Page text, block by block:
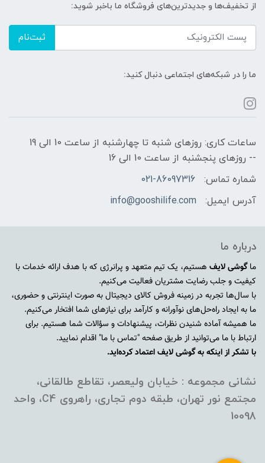
از تخفیف‌ها و جدیدترین‌های فروشگاه ما باخبر شوید:
ثبت‌نام
ما را در شبکه‌های اجتماعی دنبال کنید:
ساعات کاری: روزهای شنبه تا چهارشنبه از ساعت 10 الی 19
-- روزهای پنجشنبه از ساعت 10 الی 16
شماره تماس:
021-86097316
آدرس ایمیل:
info@gooshilife.com
درباره ما
ماگوشی لایف هستیم، یک تیم متعهد و پرانرژی که با هدف ارائه خدمات با
کیفیت و جلب رضایت مشتریان فعالیت می‌کنیم.
با سال‌ها تجربه در زمینه فروش کالای دیجیتال به صورت اینترنتی و حضوری،
ما به ایجاد راه‌حل‌های نوآورانه و کارآمد برای نیازهای شما افتخار می‌کنیم.
ما همیشه آماده شنیدن نظرات، پیشنهادات و سؤالات شما هستیم. برای
ارتباط با ما می‌توانید از طریق صفحه "تماس با ما" اقدام نمایید.
با تشکر از اینکه به گوشی لایف اعتماد کرده‌اید.
نشانی مجموعه : خیابان ولیعصر، تقاطع طالقانی،
مجتمع نور تهران، طبقه دوم تجاری، راهروی C4، واحد
10098